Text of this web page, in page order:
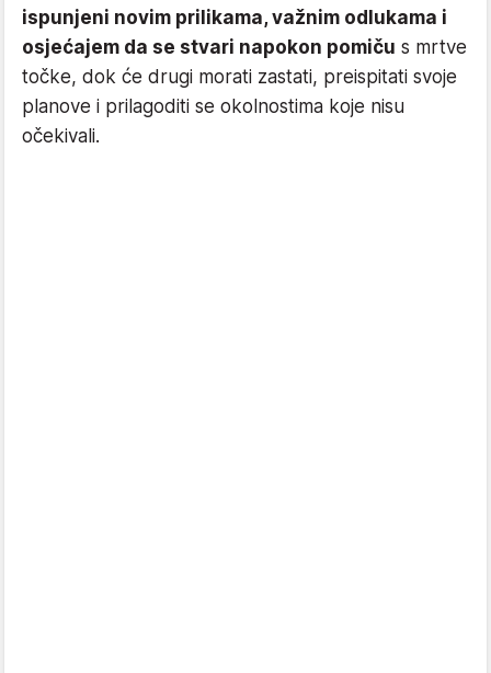
ispunjeni novim prilikama, važnim odlukama i
osjećajem da se stvari napokon pomiču s mrtve
točke, dok će drugi morati zastati, preispitati svoje
planove i prilagoditi se okolnostima koje nisu
očekivali.